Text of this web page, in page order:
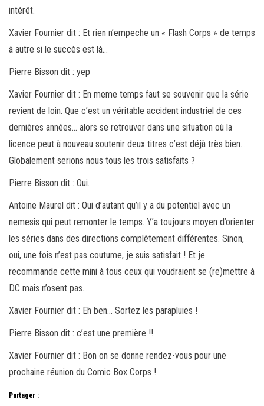
intérêt.
Xavier Fournier dit : Et rien n’empeche un « Flash Corps » de temps
à autre si le succès est là…
Pierre Bisson dit : yep
Xavier Fournier dit : En meme temps faut se souvenir que la série
revient de loin. Que c’est un véritable accident industriel de ces
dernières années… alors se retrouver dans une situation où la
licence peut à nouveau soutenir deux titres c’est déjà très bien…
Globalement serions nous tous les trois satisfaits ?
Pierre Bisson dit : Oui.
Antoine Maurel dit : Oui d’autant qu’il y a du potentiel avec un
nemesis qui peut remonter le temps. Y’a toujours moyen d’orienter
les séries dans des directions complètement différentes. Sinon,
oui, une fois n’est pas coutume, je suis satisfait ! Et je
recommande cette mini à tous ceux qui voudraient se (re)mettre à
DC mais n’osent pas…
Xavier Fournier dit : Eh ben… Sortez les parapluies !
Pierre Bisson dit : c’est une première !!
Xavier Fournier dit : Bon on se donne rendez-vous pour une
prochaine réunion du Comic Box Corps !
Partager :